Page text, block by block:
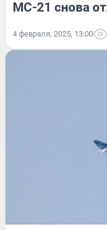
МС-21 снова
4 февраля, 2025, 13:00